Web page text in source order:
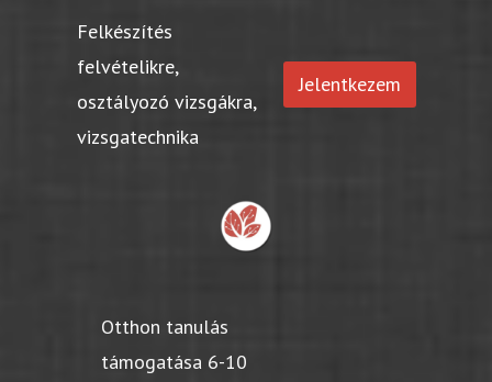
Felkészítés
felvételikre,
osztályozó vizsgákra,
vizsgatechnika
Jelentkezem
Otthon tanulás
támogatása 6-10